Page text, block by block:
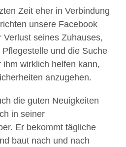
Zeit eher in Verbindung
unsere Facebook
Verlust seines Zuhauses,
und die Suche
wirklich helfen kann,
anzugehen.
die guten Neuigkeiten
in seiner
Er bekommt tägliche
baut nach und nach